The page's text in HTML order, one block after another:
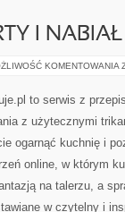
I
KOMENTOWANIA
I
to serwis z
z użytecznymi
ogarnąć kuchnię i
online, w którym
na talerzu, a
w czytelny i